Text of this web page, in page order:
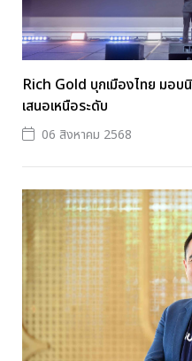
Rich Gold บุกเมืองไทย มอบ
เสนอเหนือระดับ
06 สิงหาคม 2568